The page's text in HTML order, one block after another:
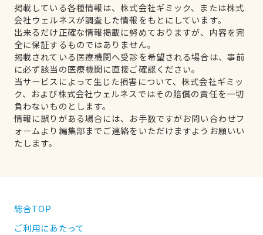
掲載している各種情報は、株式会社ギミック、または株式
会社ウェルネスが調査した情報をもとにしています。
出来るだけ正確な情報掲載に努めておりますが、内容を完
全に保証するものではありません。
掲載されている医療機関へ受診を希望される場合は、事前
に必ず該当の医療機関に直接ご確認ください。
当サービスによって生じた損害について、株式会社ギミッ
ク、および株式会社ウェルネスではその賠償の責任を一切
負わないものとします。
情報に誤りがある場合には、お手数ですがお問い合わせフ
ォームより編集部までご連絡をいただけますようお願いい
たします。
総合TOP
ご利用にあたって